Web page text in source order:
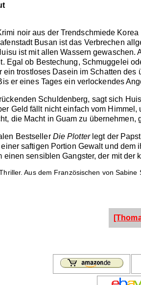
noir aus der Trendschmiede Korea
Busan ist das Verbrechen
ist mit allen Wassern
Egal ob Bestechung, Schmuggelei
ein trostloses Dasein im Schatten
er eines Tages ein verlockendes
Schuldenberg, sagt sich
Geld fällt nicht einfach vom
die Macht in Guam zu
Bestseller Die Plotterlegt der
saftigen Portion Gewalt und
einen sensiblen Gangster, der mit
Aus dem Französischen von